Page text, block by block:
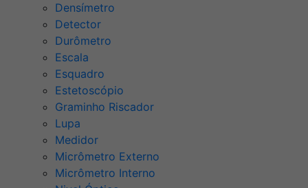
Densímetro
Detector
Durômetro
Escala
Esquadro
Estetoscópio
Graminho Riscador
Lupa
Medidor
Micrômetro Externo
Micrômetro Interno